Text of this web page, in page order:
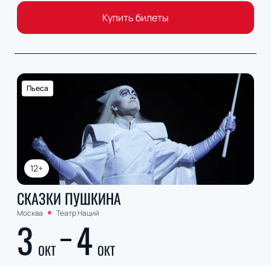
Купить билеты
12+
Пьеса
СКАЗКИ ПУШКИНА
Москва Театр Наций
3 ОКТ 4 ОКТ